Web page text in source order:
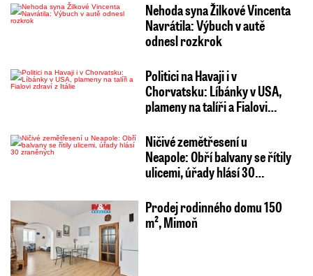
Nehoda syna Žilkové Vincenta
Navrátila: Výbuch v autě
odnesl rozkrok
Politici na Havaji i v
Chorvatsku: Líbánky v USA,
plameny na talíři a Fialovi…
Ničivé zemětřesení u
Neapole: Obří balvany se řítily
ulicemi, úřady hlásí 30…
Prodej rodinného domu 150
m², Mimoň